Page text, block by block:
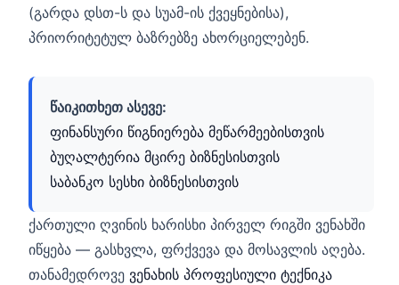
(გარდა დსთ-ს და სუამ-ის ქვეყნებისა),
პრიორიტეტულ ბაზრებზე ახორციელებენ.
წაიკითხეთ ასევე:
ფინანსური წიგნიერება მეწარმეებისთვის
ბუღალტერია მცირე ბიზნესისთვის
საბანკო სესხი ბიზნესისთვის
ქართული ღვინის ხარისხი პირველ რიგში ვენახში
იწყება — გასხვლა, ფრქვევა და მოსავლის აღება.
თანამედროვე ვენახის პროფესიული ტექნიკა